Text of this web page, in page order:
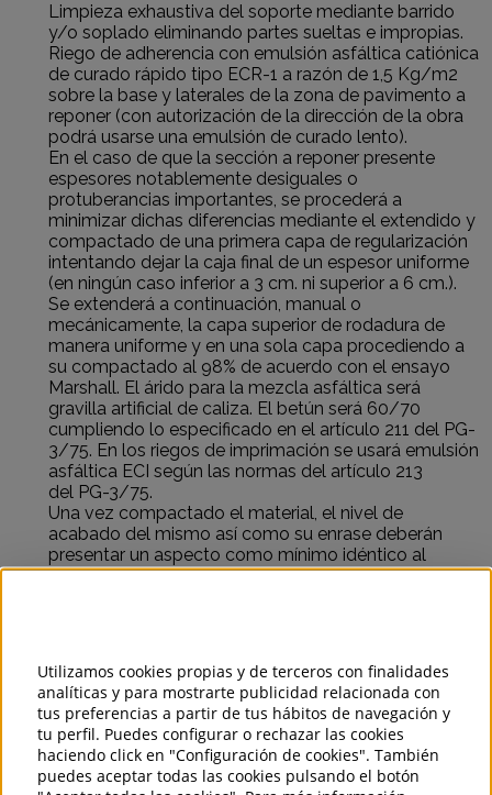
Limpieza exhaustiva del soporte mediante barrido
y/o soplado eliminando partes sueltas e impropias.
Riego de adherencia con emulsión asfáltica catiónica
de curado rápido tipo ECR-1 a razón de 1,5 Kg/m2
sobre la base y laterales de la zona de pavimento a
reponer (con autorización de la dirección de la obra
podrá usarse una emulsión de curado lento).
En el caso de que la sección a reponer presente
espesores notablemente desiguales o
protuberancias importantes, se procederá a
minimizar dichas diferencias mediante el extendido y
compactado de una primera capa de regularización
intentando dejar la caja final de un espesor uniforme
(en ningún caso inferior a 3 cm. ni superior a 6 cm.).
Se extenderá a continuación, manual o
mecánicamente, la capa superior de rodadura de
manera uniforme y en una sola capa procediendo a
su compactado al 98% de acuerdo con el ensayo
Marshall. El árido para la mezcla asfáltica será
gravilla artificial de caliza. El betún será 60/70
cumpliendo lo especificado en el artículo 211 del PG-
3/75. En los riegos de imprimación se usará emulsión
asfáltica ECI según las normas del artículo 213
del PG-3/75.
Una vez compactado el material, el nivel de
acabado del mismo así como su enrase deberán
presentar un aspecto como mínimo idéntico al
pavimento original. Se regarán insistentemente
cumplirá lo especificado en el artículo 532 y en las
normas del artículo 213 del PG-3/75 en cuanto a
tratamientos superficiales.
Se protegerá la zona frente al paso de vehículos un
mínimo de 24 horas y se retirarán los materiales
sobrantes cumpliendo siempre las exigencias del
Utilizamos cookies propias y de terceros con finalidades
analíticas y para mostrarte publicidad relacionada con
tus preferencias a partir de tus hábitos de navegación y
tu perfil. Puedes configurar o rechazar las cookies
haciendo click en "Configuración de cookies". También
puedes aceptar todas las cookies pulsando el botón